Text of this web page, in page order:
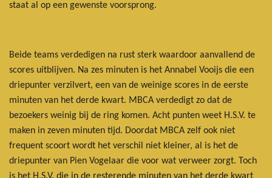
staat al op een gewenste voorsprong.
Beide teams verdedigen na rust sterk waardoor aanvallend de
scores uitblijven. Na zes minuten is het Annabel Vooijs die een
driepunter verzilvert, een van de weinige scores in de eerste
minuten van het derde kwart. MBCA verdedigt zo dat de
bezoekers weinig bij de ring komen. Acht punten weet H.S.V. te
maken in zeven minuten tijd. Doordat MBCA zelf ook niet
frequent scoort wordt het verschil niet kleiner, al is het de
driepunter van Pien Vogelaar die voor wat verweer zorgt. Toch